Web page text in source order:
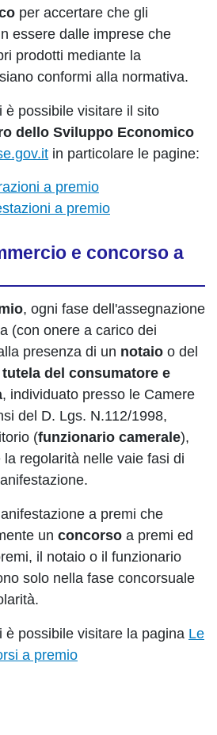
per accertare che gli
essere dalle imprese che
prodotti mediante la
conformi alla normativa.
è possibile visitare il sito
dello Sviluppo Economico
in particolare le pagine:
a premio
a premio
e concorso a
, ogni fase dell'assegnazione
(con onere a carico dei
presenza di un notaio o del
del consumatore e
, individuato presso le Camere
del D. Lgs. N.112/1998,
(funzionario camerale),
regolarità nelle vaie fasi di
a premi che
un concorso a premi ed
il notaio o il funzionario
solo nella fase concorsuale
è possibile visitare la pagina Le
a premio